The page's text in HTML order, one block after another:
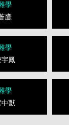
學
鷹
學
宇鳳
學
中獸